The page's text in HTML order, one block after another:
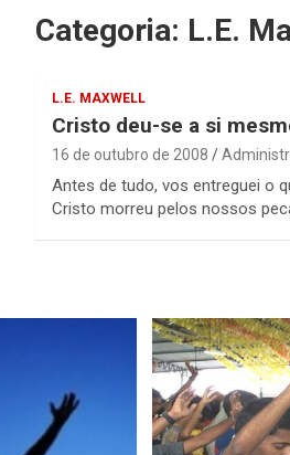
Categoria: L.E.
L.E. MAXWELL
Cristo deu-se a si
16 de outubro de 2008
Antes de tudo, vos entreguei o
Cristo morreu pelos nossos